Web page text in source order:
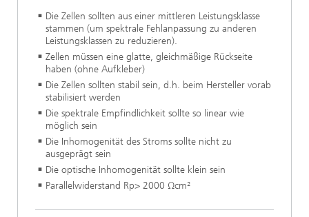
Die Zellen sollten aus einer mittleren Leistungsklasse
stammen (um spektrale Fehlanpassung zu anderen
Leistungsklassen zu reduzieren).
Zellen müssen eine glatte, gleichmäßige Rückseite
haben (ohne Aufkleber)
Die Zellen sollten stabil sein, d.h. beim Hersteller vorab
stabilisiert werden
Die spektrale Empfindlichkeit sollte so linear wie
möglich sein
Die Inhomogenität des Stroms sollte nicht zu
ausgeprägt sein
Die optische Inhomogenität sollte klein sein
Parallelwiderstand Rp> 2000 Ωcm²